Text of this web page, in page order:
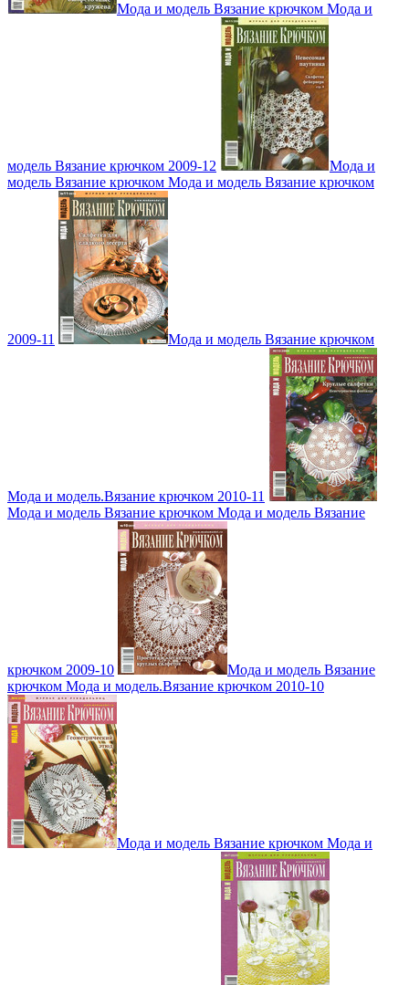
Мода и модель Вязание крючком Мода и
модель Вязание крючком 2009-12
Мода и
модель Вязание крючком Мода и модель Вязание крючком
2009-11 Мода и модель Вязание крючком
Мода и модель.Вязание крючком 2010-11
Мода и модель Вязание крючком Мода и модель Вязание
крючком 2009-10
Мода и модель Вязание
крючком Мода и модель.Вязание крючком 2010-10
Мода и модель Вязание крючком Мода и